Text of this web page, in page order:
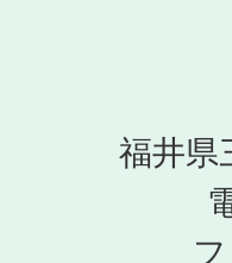
福井県